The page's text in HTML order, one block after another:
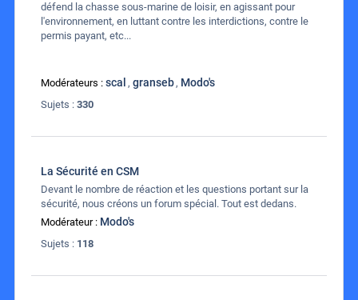
défend la chasse sous-marine de loisir, en agissant pour
l'environnement, en luttant contre les interdictions, contre le
permis payant, etc...
Modérateurs : scal , granseb, Modo's
Sujets : 330
La Sécurité en CSM
Devant le nombre de réaction et les questions portant sur la
sécurité, nous créons un forum spécial. Tout est dedans.
Modérateur : Modo's
Sujets : 118